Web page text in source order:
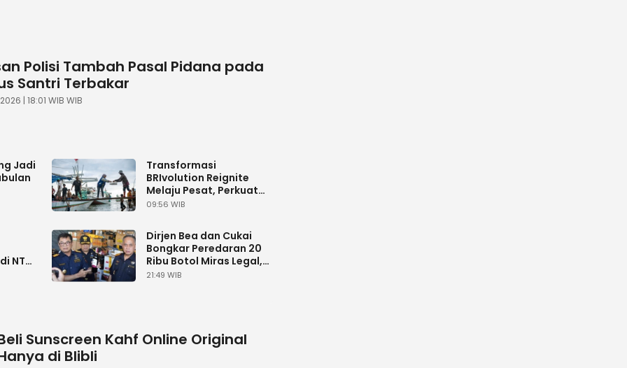
Polisi Tambah Pasal Pidana pada
Santri Terbakar
| 18:01 WIB WIB
Jadi
Transformasi
BRIvolution Reignite
Melaju Pesat, Perkuat
Kontribusi Danantara
09:56 WIB
NTB,
Dirjen Bea dan Cukai
Bongkar Peredaran 20
Ribu Botol Miras Legal,
Selamatkan Uang
21:49 WIB
Sunscreen Kahf Online Original
di Blibli